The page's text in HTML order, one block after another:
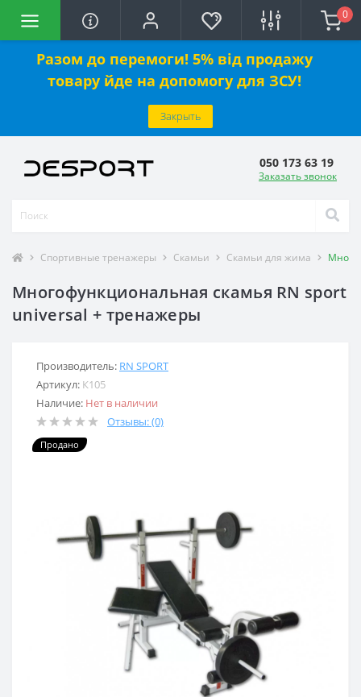
Разом до перемоги! 5% від продажу
товару йде на допомогу для ЗСУ!
Закрыть
0
050 173 63 19
Заказать звонок
Спортивные тренажеры Скамьи Скамьи для жима
Многофункциональная скамья RN sport
universal + тренажеры
Производитель: RN SPORT
Артикул: К105
Наличие: Нет в наличии
Отзывы: (0)
Продано